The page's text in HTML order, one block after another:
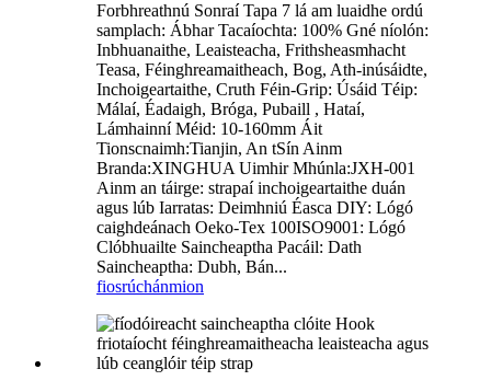
Forbhreathnú Sonraí Tapa 7 lá am luaidhe ordú
samplach: Ábhar Tacaíochta: 100% Gné níolón:
Inbhuanaithe, Leaisteacha, Frithsheasmhacht
Teasa, Féinghreamaitheach, Bog, Ath-inúsáidte,
Inchoigeartaithe, Cruth Féin-Grip: Úsáid Téip:
Málaí, Éadaigh, Bróga, Pubaill , Hataí,
Lámhainní Méid: 10-160mm Áit
Tionscnaimh:Tianjin, An tSín Ainm
Branda:XINGHUA Uimhir Mhúnla:JXH-001
Ainm an táirge: strapaí inchoigeartaithe duán
agus lúb Iarratas: Deimhniú Éasca DIY: Lógó
caighdeánach Oeko-Tex 100ISO9001: Lógó
Clóbhuailte Saincheaptha Pacáil: Dath
Saincheaptha: Dubh, Bán...
fiosrúchánmion